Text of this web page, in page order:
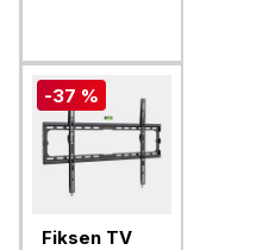
tanek
-37 %
Fiksen TV